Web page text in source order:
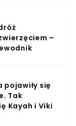
–
pojawiły się
Tak
Kayah i Viki